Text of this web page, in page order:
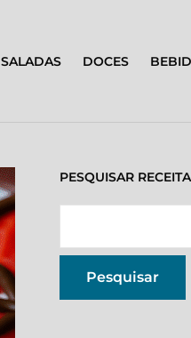
SALADAS DOCES
PESQUISAR